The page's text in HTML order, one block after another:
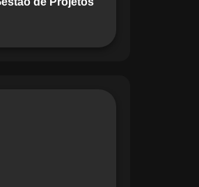
com eficiência.